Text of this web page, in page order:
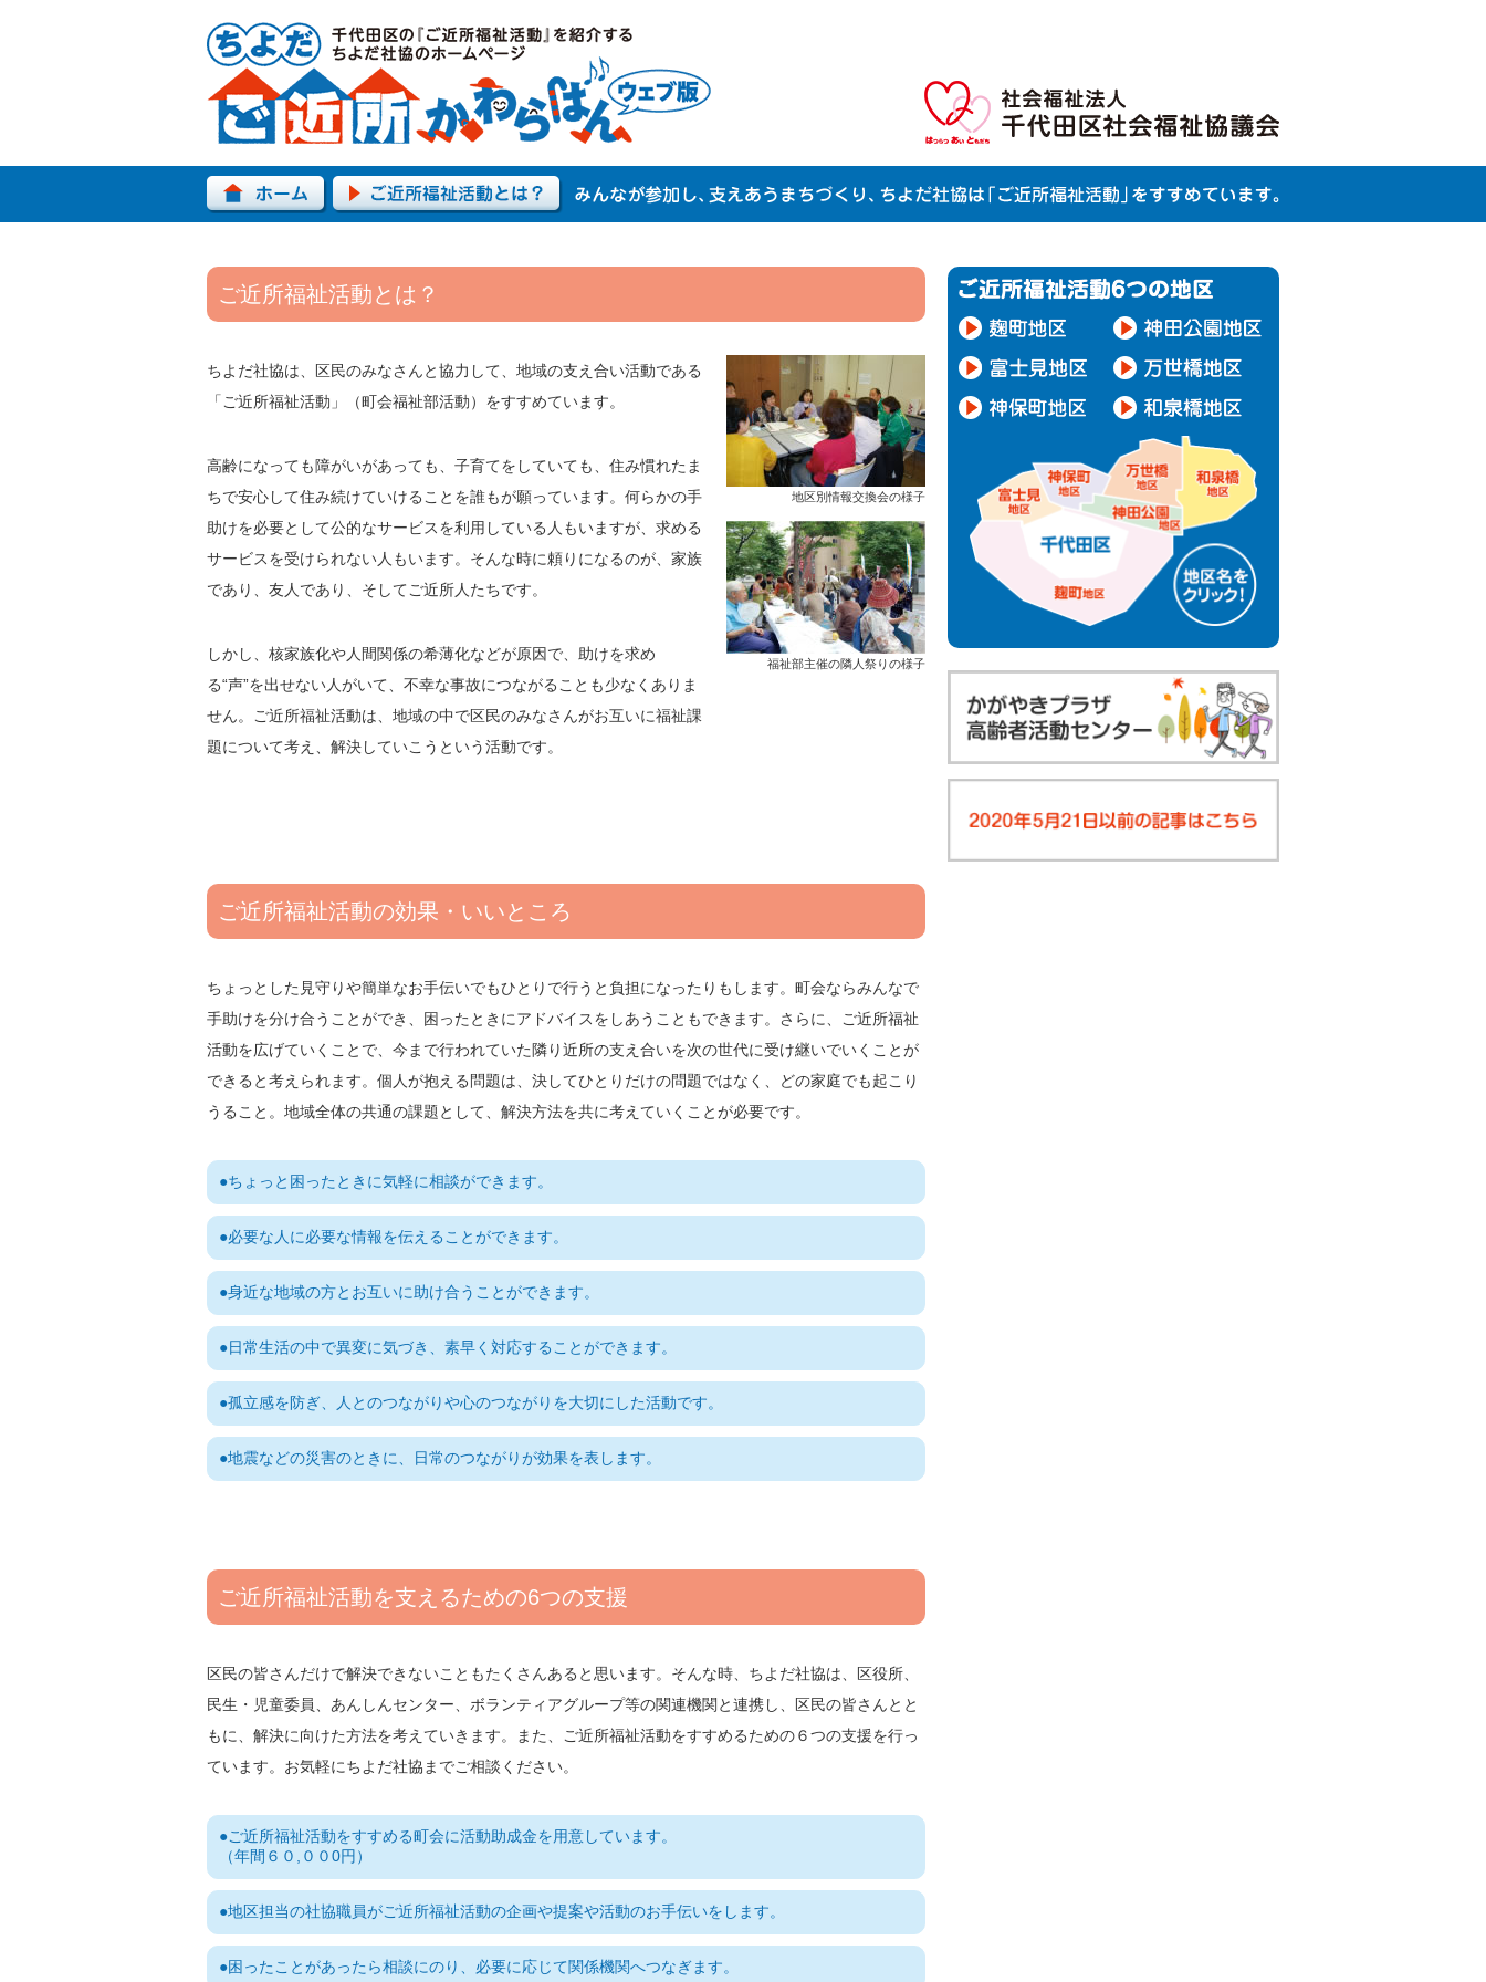
ご近所福祉活動とは？
ちよだ社協は、区民のみなさんと協力して、地域の支え合い活動である
「ご近所福祉活動」（町会福祉部活動）をすすめています。
高齢になっても障がいがあっても、子育てをしていても、住み慣れたま
ちで安心して住み続けていけることを誰もが願っています。何らかの手
助けを必要として公的なサービスを利用している人もいますが、求める
サービスを受けられない人もいます。そんな時に頼りになるのが、家族
であり、友人であり、そしてご近所人たちです。
しかし、核家族化や人間関係の希薄化などが原因で、助けを求め
る“声”を出せない人がいて、不幸な事故につながることも少なくありま
せん。ご近所福祉活動は、地域の中で区民のみなさんがお互いに福祉課
題について考え、解決していこうという活動です。
地区別情報交換会の様子
福祉部主催の隣人祭りの様子
ご近所福祉活動の効果・いいところ
ちょっとした見守りや簡単なお手伝いでもひとりで行うと負担になったりもします。町会ならみんなで
手助けを分け合うことができ、困ったときにアドバイスをしあうこともできます。さらに、ご近所福祉
活動を広げていくことで、今まで行われていた隣り近所の支え合いを次の世代に受け継いでいくことが
できると考えられます。個人が抱える問題は、決してひとりだけの問題ではなく、どの家庭でも起こり
うること。地域全体の共通の課題として、解決方法を共に考えていくことが必要です。
ちょっと困ったときに気軽に相談ができます。
必要な人に必要な情報を伝えることができます。
身近な地域の方とお互いに助け合うことができます。
日常生活の中で異変に気づき、素早く対応することができます。
孤立感を防ぎ、人とのつながりや心のつながりを大切にした活動です。
地震などの災害のときに、日常のつながりが効果を表します。
ご近所福祉活動を支えるための6つの支援
区民の皆さんだけで解決できないこともたくさんあると思います。そんな時、ちよだ社協は、区役所、
民生・児童委員、あんしんセンター、ボランティアグループ等の関連機関と連携し、区民の皆さんとと
もに、解決に向けた方法を考えていきます。また、ご近所福祉活動をすすめるための６つの支援を行っ
ています。お気軽にちよだ社協までご相談ください。
ご近所福祉活動をすすめる町会に活動助成金を用意しています。
（年間６０,００0円）
地区担当の社協職員がご近所福祉活動の企画や提案や活動のお手伝いをします。
困ったことがあったら相談にのり、必要に応じて関係機関へつなぎます。